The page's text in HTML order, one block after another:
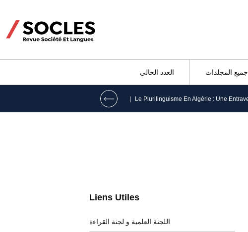
العدد الحالي جميع المجلدات
|
Liens Utiles
اللجنة العلمية و لجنة القراءة